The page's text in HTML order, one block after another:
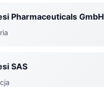
Pharmaceuticals GmbH
SAS